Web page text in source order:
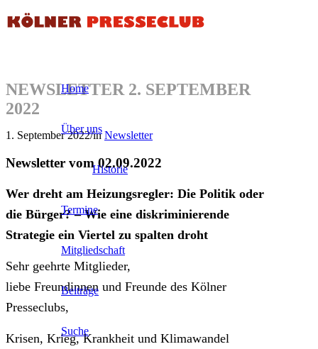
Home
Über uns
Historie
Termine
Mitgliedschaft
Beiträge
Suche
NEWSLETTER 2. SEPTEMBER
2022
1. September 2022/inNewsletter
Newsletter vom 02.09.2022
Wer dreht am Heizungsregler: Die Politik oder
die Bürger? – Wie eine diskriminierende
Strategie ein Viertel zu spalten droht
Sehr geehrte Mitglieder,
liebe Freundinnen und Freunde des Kölner
Presseclubs,
Krisen, Krieg, Krankheit und Klimawandel